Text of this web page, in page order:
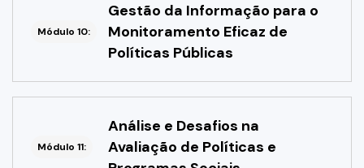
Módulo 10:
Gestão da Informação para o
Monitoramento Eficaz de
Políticas Públicas
Módulo 11:
Análise e Desafios na
Avaliação de Políticas e